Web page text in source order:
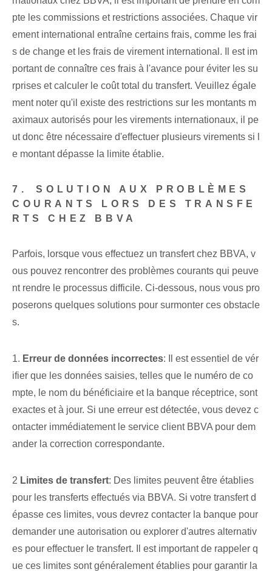
pte les commissions et restrictions associées. Chaque vir
ement international entraîne certains frais, comme les frai
s de change et les frais de virement international. Il est im
portant de connaître ces frais à l'avance pour éviter les su
rprises et calculer le coût total du transfert. Veuillez égale
ment noter qu'il existe des restrictions sur les montants m
aximaux autorisés pour les virements internationaux, il pe
ut donc être nécessaire d'effectuer plusieurs virements si l
e montant dépasse la limite établie.
7.⁤ SOLUTION AUX PROBLÈMES
COURANTS LORS DES TRANSFE
RTS CHEZ BBVA
Parfois, lorsque vous effectuez un transfert chez BBVA, v
ous pouvez rencontrer des problèmes courants qui peuve
nt rendre le processus difficile. Ci-dessous, nous vous pro
poserons quelques solutions pour surmonter ces obstacle
s.
1. Erreur de données incorrectes: ‌Il est ‌essentiel‍ de vér
ifier que les données ‍saisies, telles que le numéro de co
mpte, le nom du bénéficiaire et la banque réceptrice, ⁤sont
exactes et à jour. Si une erreur est détectée, vous devez c
ontacter immédiatement le service client BBVA pour dem
ander la correction correspondante.
2 Limites de transfert: Des limites peuvent être établies
pour les transferts effectués via ‌BBVA. Si votre ⁢transfert ‌d
épasse ces limites, vous devrez contacter la banque⁢ pour
demander une autorisation ou explorer d'autres alternativ
es pour effectuer le transfert. Il est important⁤ de rappeler ⁢q
ue ces limites sont généralement établies pour garantir la